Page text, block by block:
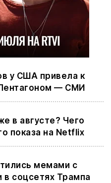
у США привела к
— СМИ
в августе? Чего
показа на Netflix
мемами с
в соцсетях Трампа